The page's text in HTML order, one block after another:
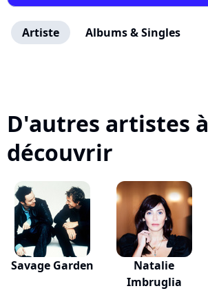
Artiste Albums & Singles
D'autres artistes à
découvrir
Savage Garden
Natalie
Imbruglia